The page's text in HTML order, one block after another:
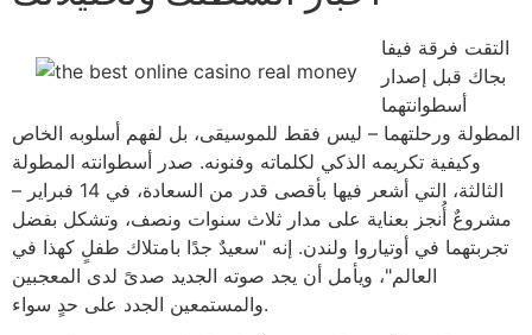
التقت فرقة فيفا
بجاك قبل إصدار
أسطوانتهما
المطولة ورحلتهما – ليس فقط للموسيقى، بل لفهم أسلوبه الخاص
وكيفية تكريمه الذكي لكلماته وفنونه. صدر أسطوانته المطولة
الثالثة، التي أشعر فيها بأقصى قدر من السعادة، في 14 فبراير –
مشروعٌ أُنجز بعناية على مدار ثلاث سنوات ونصف، وتشكل بفضل
تجربتهما في أوتياروا ولندن. إنه "سعيدٌ جدًا بامتلاك طفلٍ كهذا في
العالم"، ويأمل أن يجد صوته الجديد صدىً لدى المعجبين
والمستمعين الجدد على حدٍ سواء.